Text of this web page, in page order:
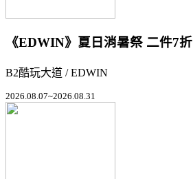
《EDWIN》夏日消暑祭 二件7折
B2酷玩大道 / EDWIN
2026.08.07~2026.08.31